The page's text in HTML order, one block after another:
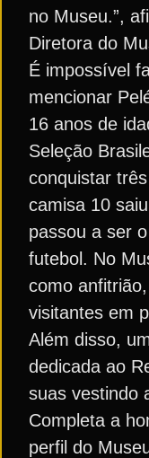
no Museu.”,
Diretora do
É impossível
mencionar
16 anos de
Seleção
conquistar
camisa 10
passou a ser
futebol. No
como
visitantes em
Além disso,
dedicada ao
suas vestindo
Completa a
perfil do